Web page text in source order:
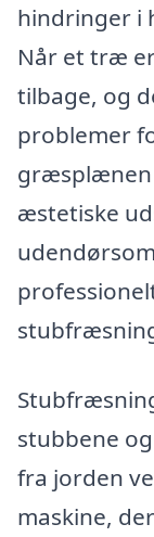
hindringer i
Når et træ
tilbage, og
problemer
græsplænen
æstetiske
stubbene
fra jorden
maskine,